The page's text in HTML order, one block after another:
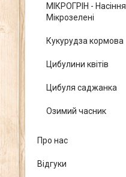
МІКРОГРІН - Насіння
Мікрозелені
Кукурудза кормова
Цибулини квітів
Цибуля саджанка
Озимий часник
Про нас
Відгуки